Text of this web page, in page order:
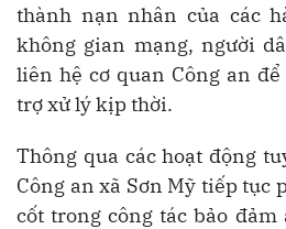
thành nạn nhân của các
không gian mạng, người
liên hệ cơ quan Công an
trợ xử lý kịp thời.
Thông qua các hoạt động
Công an xã Sơn Mỹ tiếp tục
cốt trong công tác bảo